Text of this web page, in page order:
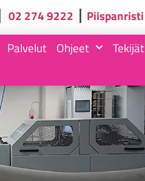
02 274 9222 Piispanristi
Palvelut Ohjeet Tekijät